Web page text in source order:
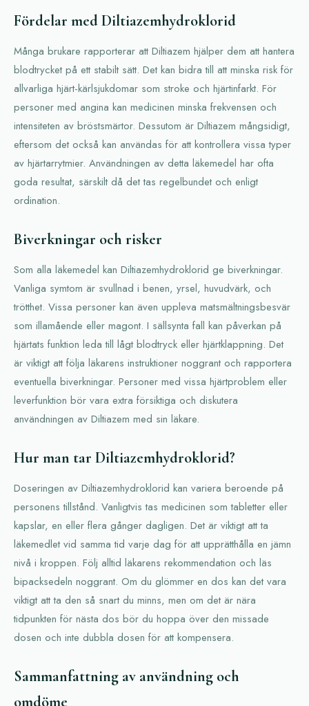
Fördelar med Diltiazemhydroklorid
Många brukare rapporterar att Diltiazem hjälper dem att hantera
blodtrycket på ett stabilt sätt. Det kan bidra till att minska risk för
allvarliga hjärt-kärlsjukdomar som stroke och hjärtinfarkt. För
personer med angina kan medicinen minska frekvensen och
intensiteten av bröstsmärtor. Dessutom är Diltiazem mångsidigt,
eftersom det också kan användas för att kontrollera vissa typer
av hjärtarrytmier. Användningen av detta läkemedel har ofta
goda resultat, särskilt då det tas regelbundet och enligt
ordination.
Biverkningar och risker
Som alla läkemedel kan Diltiazemhydroklorid ge biverkningar.
Vanliga symtom är svullnad i benen, yrsel, huvudvärk, och
trötthet. Vissa personer kan även uppleva matsmältningsbesvär
som illamående eller magont. I sällsynta fall kan påverkan på
hjärtats funktion leda till lågt blodtryck eller hjärtklappning. Det
är viktigt att följa läkarens instruktioner noggrant och rapportera
eventuella biverkningar. Personer med vissa hjärtproblem eller
leverfunktion bör vara extra försiktiga och diskutera
användningen av Diltiazem med sin läkare.
Hur man tar Diltiazemhydroklorid?
Doseringen av Diltiazemhydroklorid kan variera beroende på
personens tillstånd. Vanligtvis tas medicinen som tabletter eller
kapslar, en eller flera gånger dagligen. Det är viktigt att ta
läkemedlet vid samma tid varje dag för att upprätthålla en jämn
nivå i kroppen. Följ alltid läkarens rekommendation och läs
bipacksedeln noggrant. Om du glömmer en dos kan det vara
viktigt att ta den så snart du minns, men om det är nära
tidpunkten för nästa dos bör du hoppa över den missade
dosen och inte dubbla dosen för att kompensera.
Sammanfattning av användning och
omdöme